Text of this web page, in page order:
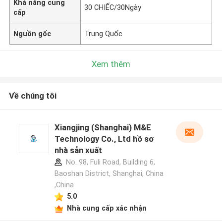
Khả năng cung
cấp
30 CHIẾC/30Ngày
Nguồn gốc Trung Quốc
Xem thêm
Về chúng tôi
Xiangjing (Shanghai) M&E
Technology Co., Ltd hồ sơ
nhà sản xuất
No. 98, Fuli Road, Building 6,
Baoshan District, Shanghai, China
,China
5.0
Nhà cung cấp xác nhận